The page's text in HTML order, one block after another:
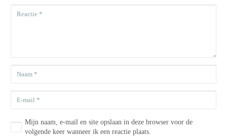
Mijn naam, e-mail en site opslaan in deze browser voor de
volgende keer wanneer ik een reactie plaats.